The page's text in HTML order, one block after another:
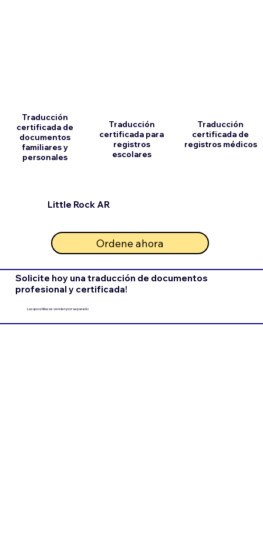
Little Rock AR
Traducción
certificada de
documentos
familiares y
personales
Traducción
certificada para
registros
escolares
Ordene ahora
Traducción
certificada de
registros médicos
Solicite hoy una traducción de documentos
profesional y certificada!
Las apostillas se venden por separado